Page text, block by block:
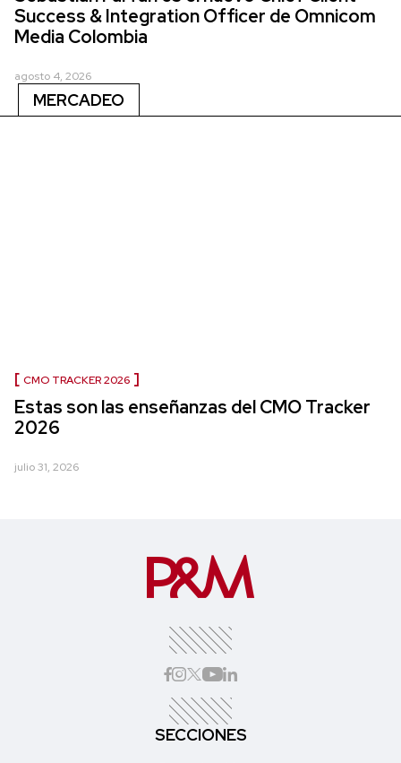
Success & Integration Officer de Omnicom
Media Colombia
agosto 4, 2026
MERCADEO
CMO TRACKER 2026
Estas son las enseñanzas del CMO Tracker
2026
julio 31, 2026
SECCIONES